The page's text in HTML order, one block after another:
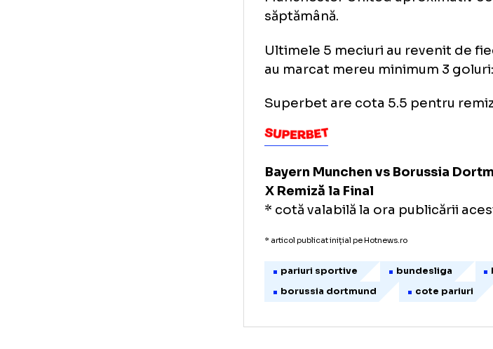
avea câștig de cauză în
Daily Mail anunță
jucătorului, iar cifrele
League, cu un venit
peste cel al coechipierului
Manchester United
săptămână.
Superbet are cota 5.5